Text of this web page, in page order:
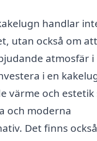
handlar
utan också om
atmosfär i
i en
värme och
och moderna
Det finns också